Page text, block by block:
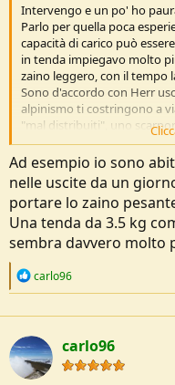
Intervengo e un po' ho
Parlo per quella poca
capacità di carico può
in tenda impiegavo molto
zaino leggero, con il tempo
Sono d'accordo con Herr
alpinismo ti costringono a
"mal distribuiti", uno
senti subito le prime volte
quindi fare uscite estive
più fuori dall'ordinario.
minuscola, ma piccola
Per concludere secondo me
risparmiare peso è giusta
ultraleggera magari ti
un posto per la notte,
esempio il vento.
Ad esempio io sono
nelle uscite da un
portare lo zaino
Una tenda da 3.5 kg
sembra davvero molto
R
c
t
i
o
n
carlo96
carlo96